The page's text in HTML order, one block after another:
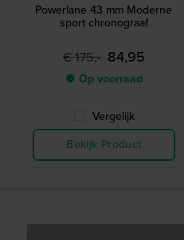
Powerlane 43 mm Moderne
sport chronograaf
€ 175,- 84,95
● Op voorraad
Vergelijk
Bekijk Product